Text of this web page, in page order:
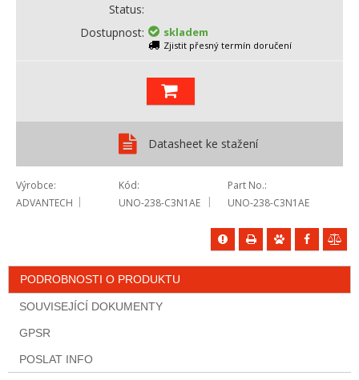
Status
Dostupnost
skladem
Zjistit přesný termín doručení
Datasheet ke stažení
Výrobce
ADVANTECH
Kód
UNO-238-C3N1AE
Part No.
UNO-238-C3N1AE
PODROBNOSTI O PRODUKTU
SOUVISEJÍCÍ DOKUMENTY
GPSR
POSLAT INFO